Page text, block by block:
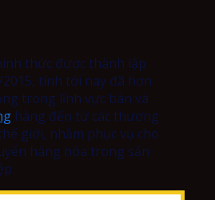
thức được thành lập
tính tới nay đã hơn
trong lĩnh vực bán và
hàng đến từ các thương
giới, nhằm phục vụ cho
hàng hóa trong sản